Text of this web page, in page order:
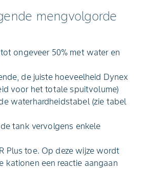
mengvolgorde
ongeveer 50% met water en
de juiste hoeveelheid Dynex
voor het totale spuitvolume)
waterhardheidstabel (zie tabel
tank vervolgens enkele
Plus toe. Op deze wijze wordt
kationen een reactie aangaan